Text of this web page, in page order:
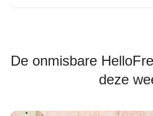
De onmisbare
deze